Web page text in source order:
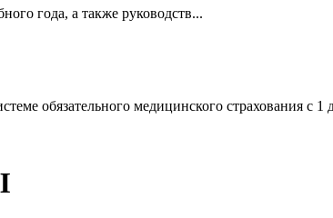
года, а также руководств...
обязательного медицинского страхования с